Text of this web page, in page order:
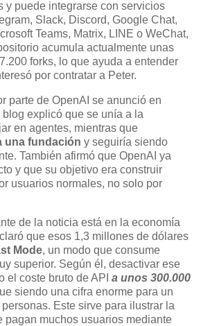
y puede integrarse con servicios
Slack, Discord, Google Chat,
Teams, Matrix, LINE o WeChat,
acumula actualmente unas
forks, lo que ayuda a entender
por contratar a Peter.
parte de OpenAI se anunció en
explicó que se unía a la
en agentes, mientras que
una fundación y seguiría siendo
También afirmó que OpenAI ya
y que su objetivo era construir
usuarios normales, no solo por
de la noticia está en la economía
que esos 1,3 millones de dólares
Mode, un modo que consume
superior. Según él, desactivar ese
el coste bruto de API a unos 300.000
siendo una cifra enorme para un
Este sirve para ilustrar la
pagan muchos usuarios mediante